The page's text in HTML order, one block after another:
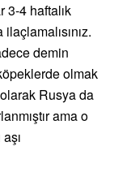
3-4 haftalık
demin
olmak
Rusya da
ama o